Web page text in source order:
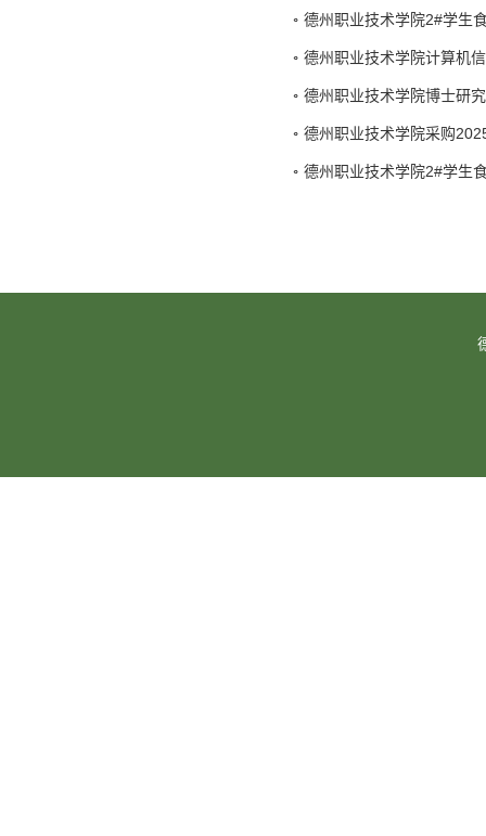
德州职业技术学院2#学生
德州职业技术学院计算机
德州职业技术学院博士研
德州职业技术学院采购
德州职业技术学院2#学生